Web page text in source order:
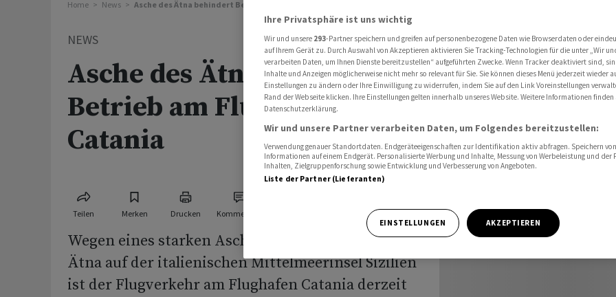
Home News Asche des Ätna behindert Betrieb am Flughafen Catania
NEWS
Asche des Ätna behindert
Betrieb am Flughafen
Catania
Teilen Merken Drucken Kommentare
Wegen eines starken Ascheausstosses des Vulkans
Ätna auf der italienischen Mittelmeerinsel Sizilien
ist der Flugverkehr am Flughafen Catania derzeit
Ihre Privatsphäre ist uns wichtig
Wir und unsere 293-Partner speichern und greifen auf personenbezogene Daten wie Browserdaten oder
auf Ihrem Gerät zu. Durch Auswahl von Akzeptieren aktivieren Sie Tracking-Technologien für die unter „Wir
verarbeiten Daten, um Ihnen Dienste bereitzustellen“ aufgeführten Zwecke. Wenn Tracker deaktiviert sind,
Inhalte und Anzeigen möglicherweise nicht mehr so relevant für Sie. Sie können dieses Menü jederzeit wieder
Einstellungen zu ändern oder Ihre Einwilligung zu widerrufen, indem Sie auf den Link Voreinstellungen
Rand der Webseite klicken. Ihre Einstellungen gelten innerhalb unseres Website. Weitere Informationen finden
Datenschutzerklärung.
Wir und unsere Partner verarbeiten Daten, um Folgendes bereitzustellen:
Verwendung genauer Standortdaten. Endgeräteeigenschaften zur Identifikation aktiv abfragen. Speichern
Informationen auf einem Endgerät. Personalisierte Werbung und Inhalte, Messung von Werbeleistung und der
Inhalten, Zielgruppenforschung sowie Entwicklung und Verbesserung von Angeboten.
Liste der Partner (Lieferanten)
EINSTELLUNGEN AKZEPTIEREN